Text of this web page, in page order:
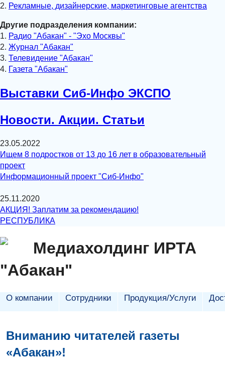
2. Рекламные, дизайнерские, маркетинговые агентства
Другие подразделения компании:
1. Радио "Абакан" - "Эхо Москвы"
2. Журнал "Абакан"
3. Телевидение "Абакан"
4. Газета "Абакан"
Выставки Сиб-Инфо ЭКСПО
Новости. Акции. Статьи
23.05.2022
Ищем 8 подростков от 13 до 16 лет в образовательный
проект
Информационный проект "Сиб-Инфо"
25.11.2020
АКЦИЯ! Заплатим за рекомендацию!
РЕСПУБЛИКА
Медиахолдинг ИРТА
"Абакан"
О компании Сотрудники Продукция/Услуги
Вниманию читателей газеты
«Абакан»!